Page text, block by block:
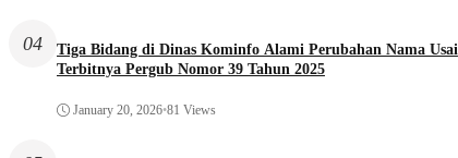
04
Tiga Bidang di Dinas Kominfo Alami Perubahan Nama Usai
Terbitnya Pergub Nomor 39 Tahun 2025
January 20, 2026•81 Views